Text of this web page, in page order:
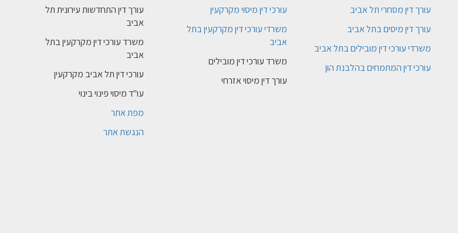
עורך דין מסחרי תל אביב
עורך דין מיסים בתל אביב
משרדי עורכי דין מובילים בתל אביב
עורכי דין המתמחים בהלבנת הון
עורכי דין מיסוי מקרקעין
משרדי עורכי דין מקרקעין בתל
אביב
משרד עורכי דין מובילים
עורך דין מיסוי אזרחי
עורך דין התחדשות עירונית תל
אביב
משרד עורכי דין מקרקעין בתל
אביב
עורכי דין תל אביב מקרקעין
עו"ד מיסוי פינוי בינוי
מפת אתר
הנגשת אתר